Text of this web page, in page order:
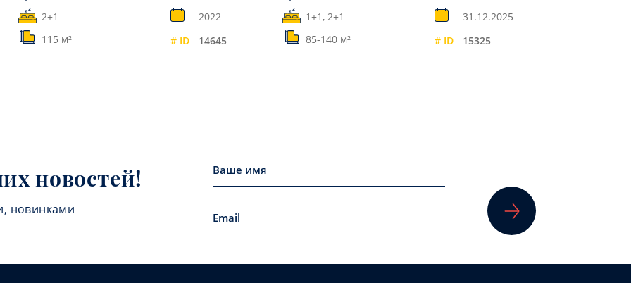
2+1
2022
115 м²
# ID 14645
1+1, 2+1
31.12.2025
85-140 м²
# ID 15325
новостей!
новинками